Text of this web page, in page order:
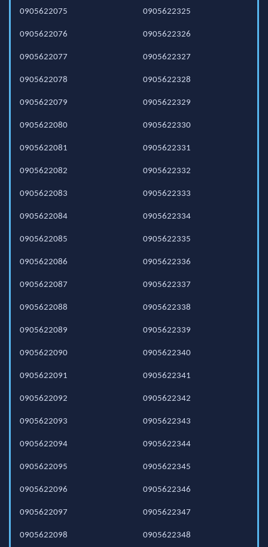
0905622075
0905622076
0905622077
0905622078
0905622079
0905622080
0905622081
0905622082
0905622083
0905622084
0905622085
0905622086
0905622087
0905622088
0905622089
0905622090
0905622091
0905622092
0905622093
0905622094
0905622095
0905622096
0905622097
0905622098
0905622325
0905622326
0905622327
0905622328
0905622329
0905622330
0905622331
0905622332
0905622333
0905622334
0905622335
0905622336
0905622337
0905622338
0905622339
0905622340
0905622341
0905622342
0905622343
0905622344
0905622345
0905622346
0905622347
0905622348